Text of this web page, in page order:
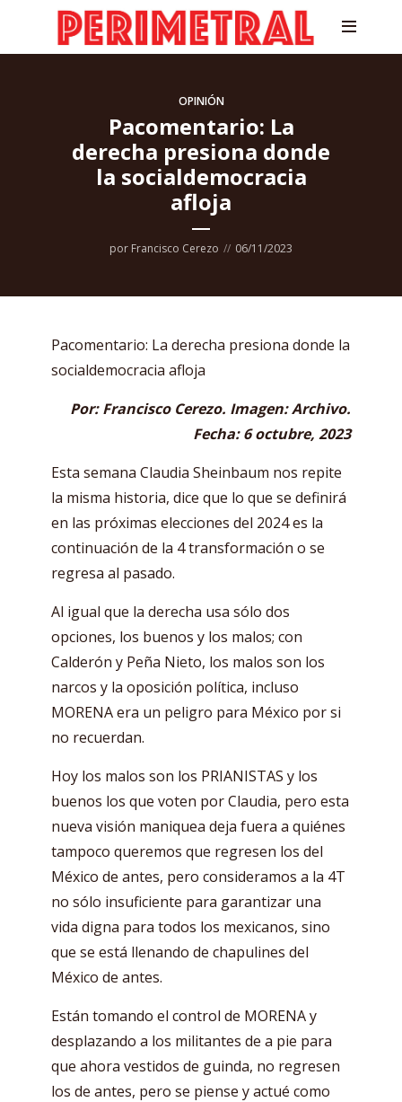
OPINIÓN
Pacomentario: La
derecha presiona donde
la socialdemocracia
afloja
por Francisco Cerezo 06/11/2023
Pacomentario: La derecha presiona donde la
socialdemocracia afloja
Por: Francisco Cerezo. Imagen: Archivo.
Fecha: 6 octubre, 2023
Esta semana Claudia Sheinbaum nos repite
la misma historia, dice que lo que se definirá
en las próximas elecciones del 2024 es la
continuación de la 4 transformación o se
regresa al pasado.
Al igual que la derecha usa sólo dos
opciones, los buenos y los malos; con
Calderón y Peña Nieto, los malos son los
narcos y la oposición política, incluso
MORENA era un peligro para México por si
no recuerdan.
Hoy los malos son los PRIANISTAS y los
buenos los que voten por Claudia, pero esta
nueva visión maniquea deja fuera a quiénes
tampoco queremos que regresen los del
México de antes, pero consideramos a la 4T
no sólo insuficiente para garantizar una
vida digna para todos los mexicanos, sino
que se está llenando de chapulines del
México de antes.
Están tomando el control de MORENA y
desplazando a los militantes de a pie para
que ahora vestidos de guinda, no regresen
los de antes, pero se piense y actué como